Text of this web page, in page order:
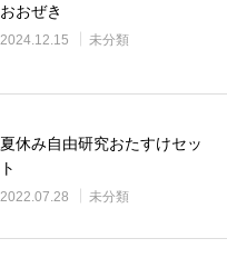
おおぜき
2024.12.15 未分類
夏休み自由研究おたすけセッ
ト
2022.07.28 未分類